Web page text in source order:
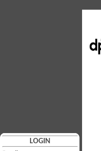
LOGIN